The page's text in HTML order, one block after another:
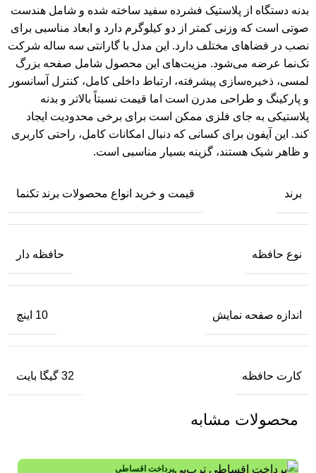
بدنه دستگاه از پلاستیک فشرده سفید ساخته شده و شامل هندست
صوتی است که وزنی کمتر از دو کیلوگرم دارد و ابعاد مناسبی برای
نصب در فضاهای مختلف دارد. این مدل با گارانتی سه ساله شرکت
تک‌نما عرضه می‌شود. مزیت‌های این محصول شامل صفحه بزرگ
لمسی، ذخیره‌سازی پیشرفته، ارتباط داخلی کامل، کنترل آسانسور
و پارکینگ و طراحی مدرن است اما قیمت نسبتاً بالاتر و بدنه
پلاستیکی به جای فلزی ممکن است برای برخی محدودیت ایجاد
کند. این آیفون برای کسانی که دنبال امکانات کامل، راحتی کاربری
و ظاهر شیک هستند، گزینه بسیار مناسبی است.
برند قیمت و خرید انواع محصولات برند تکنما
نوع حافظه حافظه دار
اندازه صفحه نمایش 10 اینچ
کارت حافظه 32 گیگا بایت
محصولات مشابه
پرداخت اقساطی